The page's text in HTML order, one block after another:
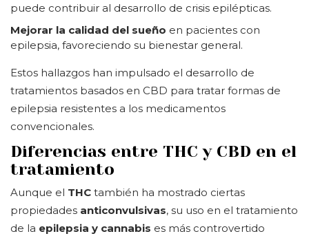
puede contribuir al desarrollo de crisis epilépticas.
Mejorar la calidad del sueño en pacientes con
epilepsia, favoreciendo su bienestar general.
Estos hallazgos han impulsado el desarrollo de
tratamientos basados en CBD para tratar formas de
epilepsia resistentes a los medicamentos
convencionales.
Diferencias entre THC y CBD en el
tratamiento
Aunque el THC también ha mostrado ciertas
propiedades anticonvulsivas, su uso en el tratamiento
de la epilepsia y cannabis es más controvertido